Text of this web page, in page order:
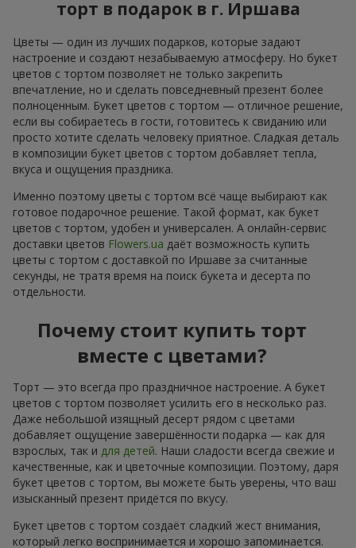
торт в подарок в г. Иршава
Цветы — один из лучших подарков, которые задают
настроение и создают незабываемую атмосферу. Но букет
цветов с тортом позволяет не только закрепить
впечатление, но и сделать повседневный презент более
полноценным. Букет цветов с тортом — отличное решение,
если вы собираетесь в гости, готовитесь к свиданию или
просто хотите сделать человеку приятное. Сладкая деталь
в композиции букет цветов с тортом добавляет тепла,
вкуса и ощущения праздника.
Именно поэтому цветы с тортом всё чаще выбирают как
готовое подарочное решение. Такой формат, как букет
цветов с тортом, удобен и универсален. А онлайн-сервис
доставки цветов Flowers.ua даёт возможность купить
цветы с тортом с доставкой по Иршаве за считанные
секунды, не тратя время на поиск букета и десерта по
отдельности.
Почему стоит купить торт
вместе с цветами?
Торт — это всегда про праздничное настроение. А букет
цветов с тортом позволяет усилить его в несколько раз.
Даже небольшой изящный десерт рядом с цветами
добавляет ощущение завершённости подарка — как для
взрослых, так и для детей. Наши сладости всегда свежие и
качественные, как и цветочные композиции. Поэтому, даря
букет цветов с тортом, вы можете быть уверены, что ваш
изысканный презент придётся по вкусу.
Букет цветов с тортом создаёт сладкий жест внимания,
который легко воспринимается и хорошо запоминается.